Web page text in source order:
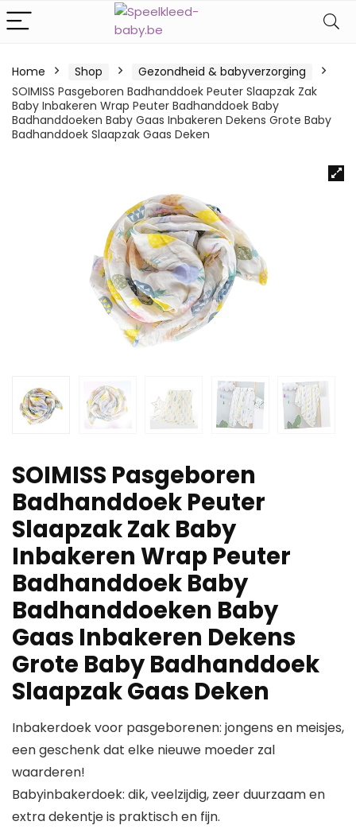
Home Shop
Gezondheid & babyverzorging
SOIMISS Pasgeboren Badhanddoek Peuter Slaapzak Zak
Baby Inbakeren Wrap Peuter Badhanddoek Baby
Badhanddoeken Baby Gaas Inbakeren Dekens Grote Baby
Badhanddoek Slaapzak Gaas Deken
SOIMISS Pasgeboren
Badhanddoek Peuter
Slaapzak Zak Baby
Inbakeren Wrap Peuter
Badhanddoek Baby
Badhanddoeken Baby
Gaas Inbakeren Dekens
Grote Baby Badhanddoek
Slaapzak Gaas Deken
Inbakerdoek voor pasgeborenen: jongens en meisjes,
een geschenk dat elke nieuwe moeder zal
waarderen!
Babyinbakerdoek: dik, veelzijdig, zeer duurzaam en
extra dekentje is praktisch en fijn.